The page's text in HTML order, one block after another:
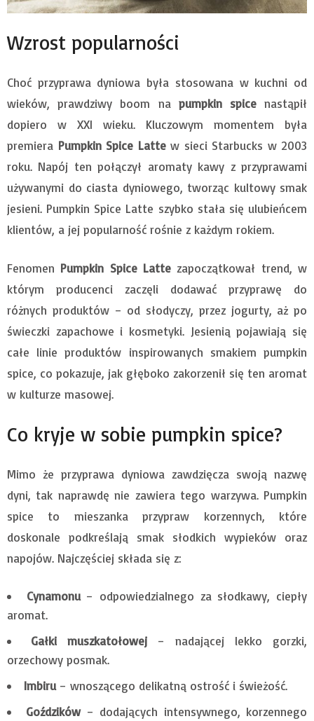
Wzrost popularności
Choć przyprawa dyniowa była stosowana w kuchni od
wieków, prawdziwy boom na pumpkin spicenastąpił
dopiero w XXI wieku. Kluczowym momentem była
premiera Pumpkin Spice Lattew sieci Starbucks w 2003
roku. Napój ten połączył aromaty kawy z przyprawami
używanymi do ciasta dyniowego, tworząc kultowy smak
jesieni. Pumpkin Spice Latte szybko stała się ulubieńcem
klientów, a jej popularność rośnie z każdym rokiem.
Fenomen Pumpkin Spice Latte zapoczątkował trend, w
którym producenci zaczęli dodawać przyprawę do
różnych produktów – od słodyczy, przez jogurty, aż po
świeczki zapachowe i kosmetyki. Jesienią pojawiają się
całe linie produktów inspirowanych smakiem pumpkin
spice, co pokazuje, jak głęboko zakorzenił się ten aromat
w kulturze masowej.
Co kryje w sobie pumpkin spice?
Mimo że przyprawa dyniowa zawdzięcza swoją nazwę
dyni, tak naprawdę nie zawiera tego warzywa. Pumpkin
spice to mieszanka przypraw korzennych, które
doskonale podkreślają smak słodkich wypieków oraz
napojów. Najczęściej składa się z:
Cynamonu– odpowiedzialnego za słodkawy, ciepły
aromat.
Gałki muszkatołowej – nadającej lekko gorzki,
orzechowy posmak.
Imbiru – wnoszącego delikatną ostrość i świeżość.
Goździków– dodających intensywnego, korzennego